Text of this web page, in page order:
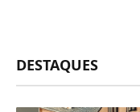
DESTAQUES